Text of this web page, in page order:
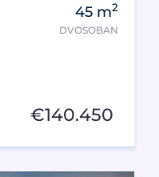
45 m2
DVOSOBAN
€140.450